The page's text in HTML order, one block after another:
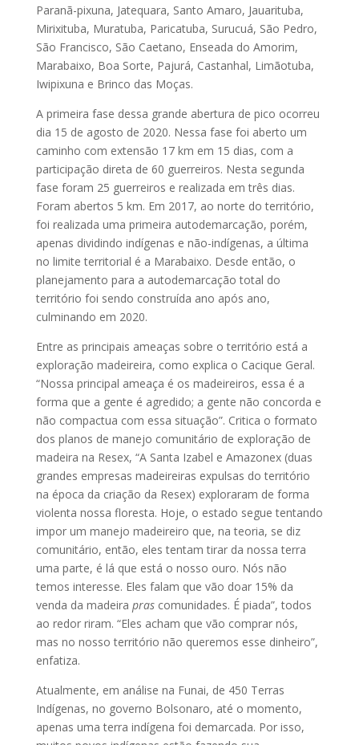
Paranã-pixuna, Jatequara, Santo Amaro, Jauarituba,
Mirixituba, Muratuba, Paricatuba, Surucuá, São Pedro,
São Francisco, São Caetano, Enseada do Amorim,
Marabaixo, Boa Sorte, Pajurá, Castanhal, Limãotuba,
Iwipixuna e Brinco das Moças.
A primeira fase dessa grande abertura de pico ocorreu
dia 15 de agosto de 2020. Nessa fase foi aberto um
caminho com extensão 17 km em 15 dias, com a
participação direta de 60 guerreiros. Nesta segunda
fase foram 25 guerreiros e realizada em três dias.
Foram abertos 5 km. Em 2017, ao norte do território,
foi realizada uma primeira autodemarcação, porém,
apenas dividindo indígenas e não-indígenas, a última
no limite territorial é a Marabaixo. Desde então, o
planejamento para a autodemarcação total do
território foi sendo construída ano após ano,
culminando em 2020.
Entre as principais ameaças sobre o território está a
exploração madeireira, como explica o Cacique Geral.
“Nossa principal ameaça é os madeireiros, essa é a
forma que a gente é agredido; a gente não concorda e
não compactua com essa situação”. Critica o formato
dos planos de manejo comunitário de exploração de
madeira na Resex, “A Santa Izabel e Amazonex (duas
grandes empresas madeireiras expulsas do território
na época da criação da Resex) exploraram de forma
violenta nossa floresta. Hoje, o estado segue tentando
impor um manejo madeireiro que, na teoria, se diz
comunitário, então, eles tentam tirar da nossa terra
uma parte, é lá que está o nosso ouro. Nós não
temos interesse. Eles falam que vão doar 15% da
venda da madeira pras comunidades. É piada”, todos
ao redor riram. “Eles acham que vão comprar nós,
mas no nosso território não queremos esse dinheiro”,
enfatiza.
Atualmente, em análise na Funai, de 450 Terras
Indígenas, no governo Bolsonaro, até o momento,
apenas uma terra indígena foi demarcada. Por isso,